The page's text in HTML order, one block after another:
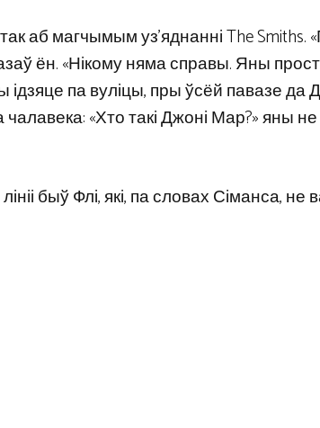
аб магчымым уз’яднанні The Smiths.
ён. «Нікому няма справы. Яны
ідзяце па вуліцы, пры ўсёй павазе
«Хто такі Джоні Мар?» яны
быў Флі, які, па словах Сіманса,